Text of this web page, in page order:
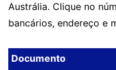
Austrália. Clique no
bancários, endereço e
Documento